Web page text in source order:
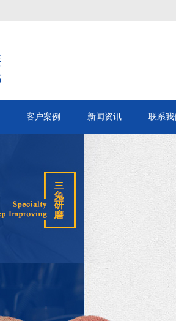
客户案例 新闻资讯 联系我